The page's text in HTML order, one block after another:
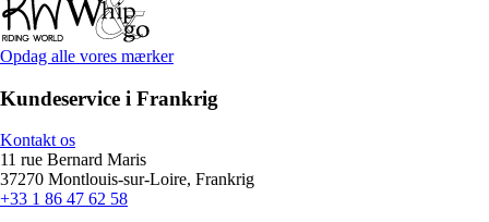
Opdag alle vores mærker
Kundeservice i Frankrig
Kontakt os
11 rue Bernard Maris
37270 Montlouis-sur-Loire, Frankrig
+33 1 86 47 62 58